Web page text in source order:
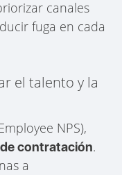
canales
fuga en cada
el talento y la
NPS),
contratación.
a